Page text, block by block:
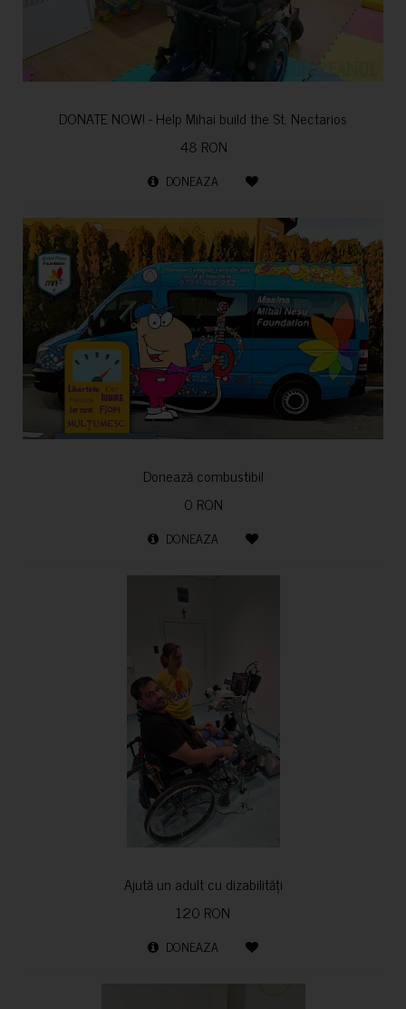
DONATE NOW! - Help Mihai build the St. Nectarios
48 RON
DONEAZA
Donează combustibil
0 RON
DONEAZA
Ajută un adult cu dizabilități
120 RON
DONEAZA